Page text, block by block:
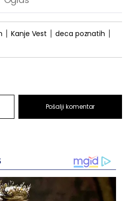
Kanje Vest
deca poznatih
Pošalji komentar